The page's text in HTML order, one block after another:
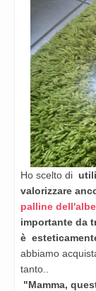
Ho scelto di
valorizzare
palline
importante da
è
abbiamo
tanto..
"Mamma,